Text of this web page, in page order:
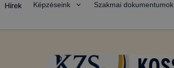
Hírek Képzéseink Szakmai dokumentumok